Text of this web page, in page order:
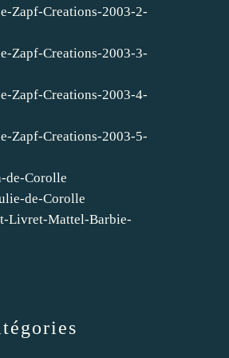
Zapf-Creations-2003-2-
Zapf-Creations-2003-3-
Zapf-Creations-2003-4-
Zapf-Creations-2003-5-
de-Corolle
de-Corolle
Livret-Mattel-Barbie-